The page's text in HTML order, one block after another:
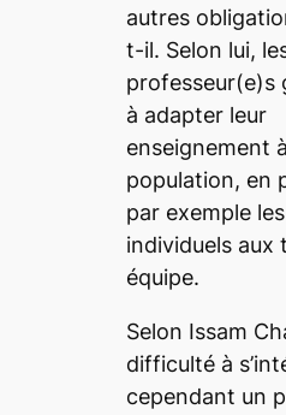
autres
t-il. Selon lui,
professeur(e)s
à adapter leur
enseignement
population, en
par exemple
individuels aux
équipe.
Selon Issam
difficulté à
cependant un